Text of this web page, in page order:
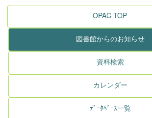
OPAC TOP
図書館からのお知らせ
資料検索
カレンダー
ﾃﾞｰﾀﾍﾞｰｽ一覧